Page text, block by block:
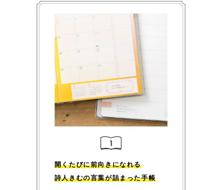
開くたびに前向きになれる
詩人きむの言葉が詰まった手帳